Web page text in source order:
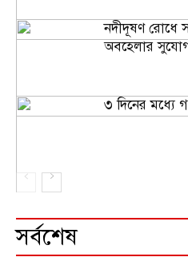
নদীদূষণ রোধে
অবহেলার
৩ দিনের মধ্যে
সর্বশেষ